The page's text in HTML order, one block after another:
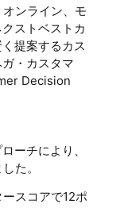
ンライン、モ
ストベストカ
提案するカス
・カスタマ
Decision
ーチにより、
た。
スコアで12ポ